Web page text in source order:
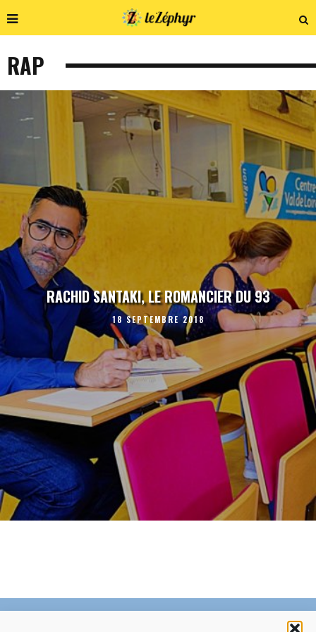
RAP
RACHID SANTAKI, LE ROMANCIER DU 93
18 SEPTEMBRE 2018